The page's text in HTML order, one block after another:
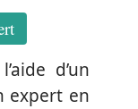
d’un
expert en